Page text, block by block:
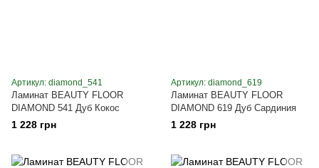
Артикул: diamond_541
Ламинат BEAUTY FLOOR
DIAMOND 541 Дуб Кокос
1 228 грн
Артикул: diamond_619
Ламинат BEAUTY FLOOR
DIAMOND 619 Дуб Сардиния
1 228 грн